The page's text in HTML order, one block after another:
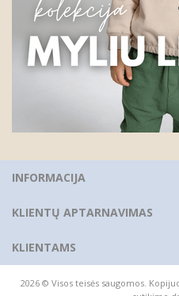
INFORMACIJA
KLIENTŲ APTARNAVIMAS
KLIENTAMS
2026 © Visos teisės saugomos.